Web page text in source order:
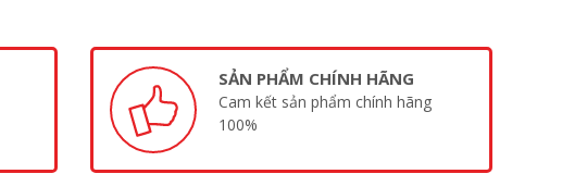
SẢN PHẨM CHÍNH HÃNG
Cam kết sản phẩm chính hãng
100%